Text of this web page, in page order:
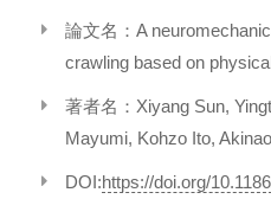
論文名：A
crawling based on
著者名：Xiyang Sun,
Mayumi, Kohzo Ito,
DOI:https://doi.org/